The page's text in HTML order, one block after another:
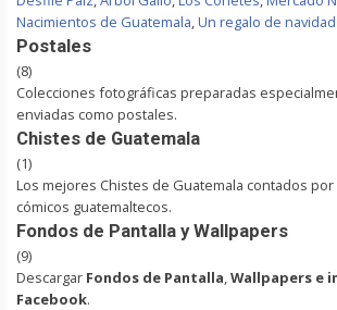
Nacimientos de Guatemala,Un regalo de
Postales
(8)
Colecciones fotográficas preparadas
enviadas como postales.
Chistes de Guatemala
(1)
Los mejores Chistes de Guatemala contados
cómicos guatemaltecos.
Fondos de Pantalla y Wallpapers
(9)
Descargar Fondos de Pantalla,Wallpapers e
Facebook.